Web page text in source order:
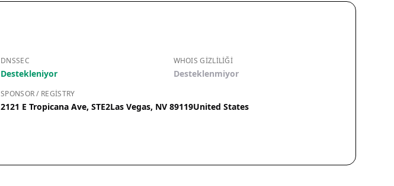
DNSSEC
Destekleniyor
WHOIS GIZLILIĞI
Desteklenmiyor
SPONSOR / REGISTRY
2121 E Tropicana Ave, STE2Las Vegas, NV 89119United States